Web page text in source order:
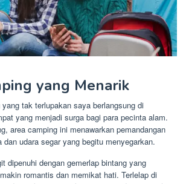
yang Menarik
tak terlupakan saya berlangsung di
yang menjadi surga bagi para pecinta alam.
area camping ini menawarkan pemandangan
udara segar yang begitu menyegarkan.
dipenuhi dengan gemerlap bintang yang
romantis dan memikat hati. Terlelap di